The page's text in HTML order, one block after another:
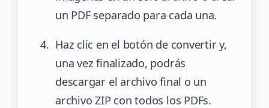
un PDF separado para cada una.
Haz clic en el botón de convertir y,
una vez finalizado, podrás
descargar el archivo final o un
archivo ZIP con todos los PDFs.